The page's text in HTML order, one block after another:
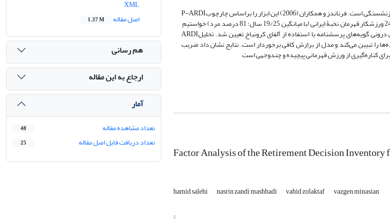
P-ARDI) برای بازنشستگی است. فرناندز و همکاران (2006) این ابزار را براساس چارچوب
ARDIگویه‌های پرسش­نامه با استفاده از آلفای کرونباخ تعیین شد. تحلیل
داده‌ها را تبیین می‌کند و مدل از برازش کافی برخوردار است. نتایج نشان داد ضریب
Factor Analysis of the Retirement Decision
hamid salehi nasrin zandi mashhadi vahid zolaktaf
vazgen minasian
اصل مقاله
1.37 M
هم رسانی
ارجاع به این مقاله
آمار
تعداد مشاهده مقاله 48
تعداد دریافت فایل اصل مقاله 25